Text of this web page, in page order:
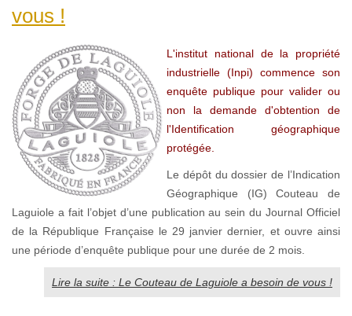
vous !
L'institut national de la propriété
industrielle (Inpi) commence son
enquête publique pour valider ou
non la demande d'obtention de
l'Identification géographique
protégée.
Le dépôt du dossier de l’Indication
Géographique (IG) Couteau de
Laguiole a fait l’objet d’une publication au sein du Journal Officiel
de la République Française le 29 janvier dernier, et ouvre ainsi
une période d’enquête publique pour une durée de 2 mois.
Lire la suite : Le Couteau de Laguiole a besoin de vous !